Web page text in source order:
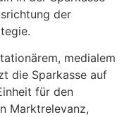
der
medialem
die Sparkasse auf
für den
Marktrelevanz,